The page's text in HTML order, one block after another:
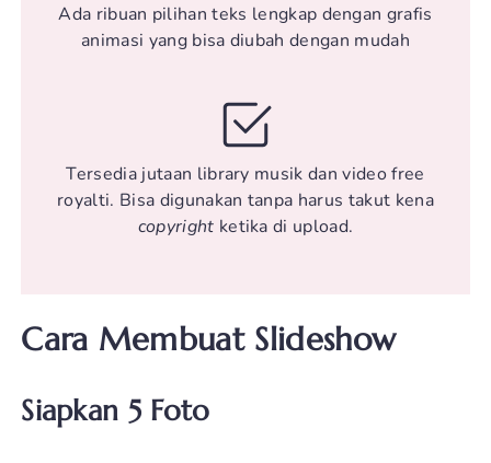
Ada ribuan pilihan teks lengkap dengan grafis
animasi yang bisa diubah dengan mudah
Tersedia jutaan library musik dan video free
royalti. Bisa digunakan tanpa harus takut kena
copyright ketika di upload.
Cara Membuat Slideshow
Siapkan 5 Foto